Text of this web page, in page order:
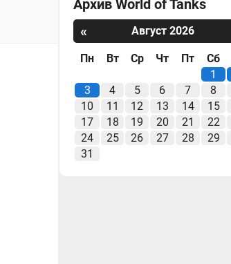
Архив World of Tanks
«
Август 2026
Пн Вт Ср Чт Пт
Сб
1
3
4 5 6 7
8
10
11 12 13 14
15
17
18 19 20 21
22
24
25 26 27 28
29
31